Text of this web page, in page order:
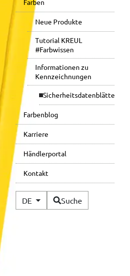
Farben
Neue Produkte
Tutorial KREUL
#Farbwissen
Informationen zu
Kennzeichnungen
Sicherheitsdatenblätter
Farbenblog
Karriere
Händlerportal
Kontakt
DE Verfügbare Sprachen
Suche